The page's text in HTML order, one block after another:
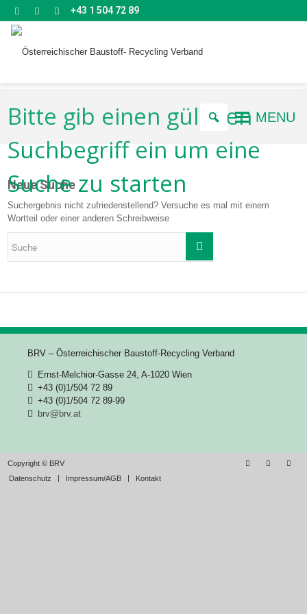
+43 1 504 72 89
MENU
Bitte gib einen gültigen
Suchbegriff ein um eine
Suche zu starten
Neue Suche
Suchergebnis nicht zufriedenstellend? Versuche es mal mit einem
Wortteil oder einer anderen Schreibweise
BRV – Österreichischer Baustoff-Recycling Verband
Ernst-Melchior-Gasse 24, A-1020 Wien
+43 (0)1/504 72 89
+43 (0)1/504 72 89-99
brv@brv.at
Copyright © BRV
Datenschutz
Impressum/AGB Kontakt